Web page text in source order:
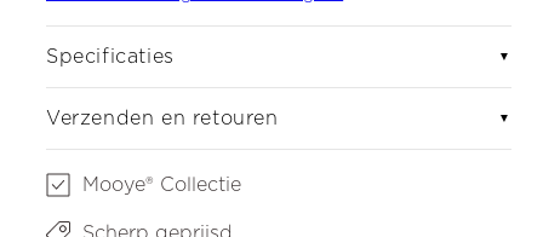
Specificaties ▼
Verzenden en retouren ▼
Mooye® Collectie